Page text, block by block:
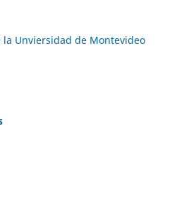
Unviersidad de Montevideo